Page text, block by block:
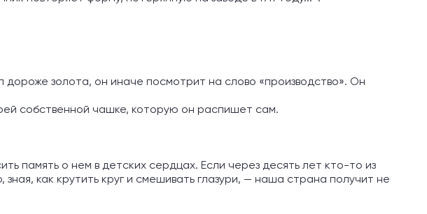
дороже золота, он иначе посмотрит на слово «производство». Он
собственной чашке, которую он распишет сам.
память о нем в детских сердцах. Если через десять лет кто-то из
как крутить круг и смешивать глазури, — наша страна получит не